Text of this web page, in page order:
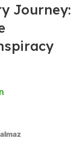
Journey: